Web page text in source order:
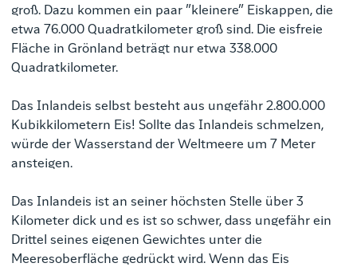
groß. Dazu kommen ein paar ”kleinere” Eiskappen, die
etwa 76.000 Quadratkilometer groß sind. Die eisfreie
Fläche in Grönland beträgt nur etwa 338.000
Quadratkilometer.
Das Inlandeis selbst besteht aus ungefähr 2.800.000
Kubikkilometern Eis! Sollte das Inlandeis schmelzen,
würde der Wasserstand der Weltmeere um 7 Meter
ansteigen.
Das Inlandeis ist an seiner höchsten Stelle über 3
Kilometer dick und es ist so schwer, dass ungefähr ein
Drittel seines eigenen Gewichtes unter die
Meeresoberfläche gedrückt wird. Wenn das Eis